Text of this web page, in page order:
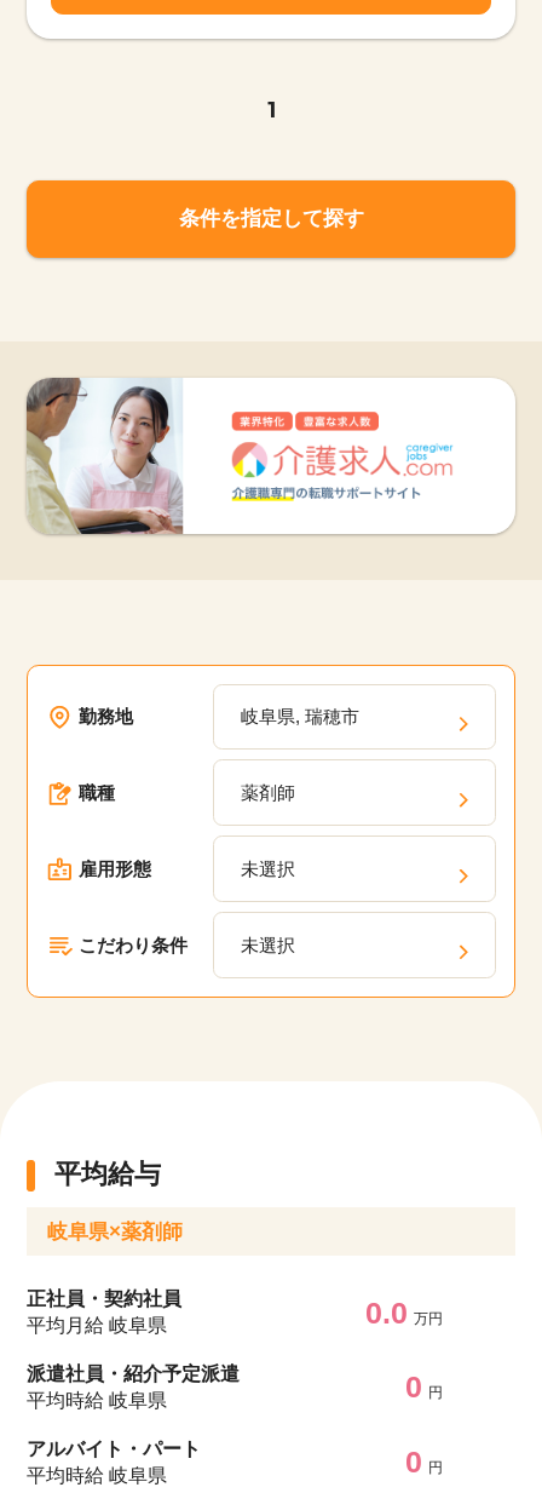
1
条件を指定して探す
勤務地 岐阜県, 瑞穂市
職種 薬剤師
雇用形態 未選択
こだわり条件 未選択
平均給与
岐阜県×薬剤師
正社員・契約社員
平均月給 岐阜県
0.0 万円
派遣社員・紹介予定派遣
平均時給 岐阜県
0 円
アルバイト・パート
平均時給 岐阜県
0 円